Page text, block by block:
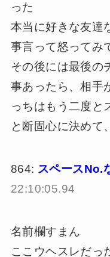
った
本当に好きな友達
事言って怒ってみ
その後には最後の
事あったら、相手
っちはもう二度と
と断固心に決めて
864: スペースNo.
22:10:05.94
名前欄すまん
ここウヘスレだっ